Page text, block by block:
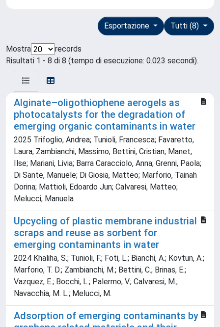
Tutti (8)
Esportazione
Mostra
records
Risultati 1 - 8 di 8 (tempo di esecuzione: 0.023 secondi).
Alginate–oligothiophene aerogels as
photocatalysts for the degradation of
emerging organic contaminants in water
2025 Trifoglio, Andrea; Tunioli, Francesca; Favaretto,
Laura; Zambianchi, Massimo; Bettini, Cristian; Manet,
Ilse; Mariani, Livia; Barra Caracciolo, Anna; Grenni, Paola;
Di Sante, Manuele; Di Giosia, Matteo; Marforio, Tainah
Dorina; Mattioli, Edoardo Jun; Calvaresi, Matteo;
Melucci, Manuela
Upcycling of plastic membrane industrial
scraps and reuse as sorbent for
emerging contaminants in water
2024 Khaliha, S.; Tunioli, F.; Foti, L.; Bianchi, A.; Kovtun, A.;
Marforio, T. D.; Zambianchi, M.; Bettini, C.; Brinas, E.;
Vazquez, E.; Bocchi, L.; Palermo, V.; Calvaresi, M.;
Navacchia, M. L.; Melucci, M.
Adsorption of emerging contaminants by